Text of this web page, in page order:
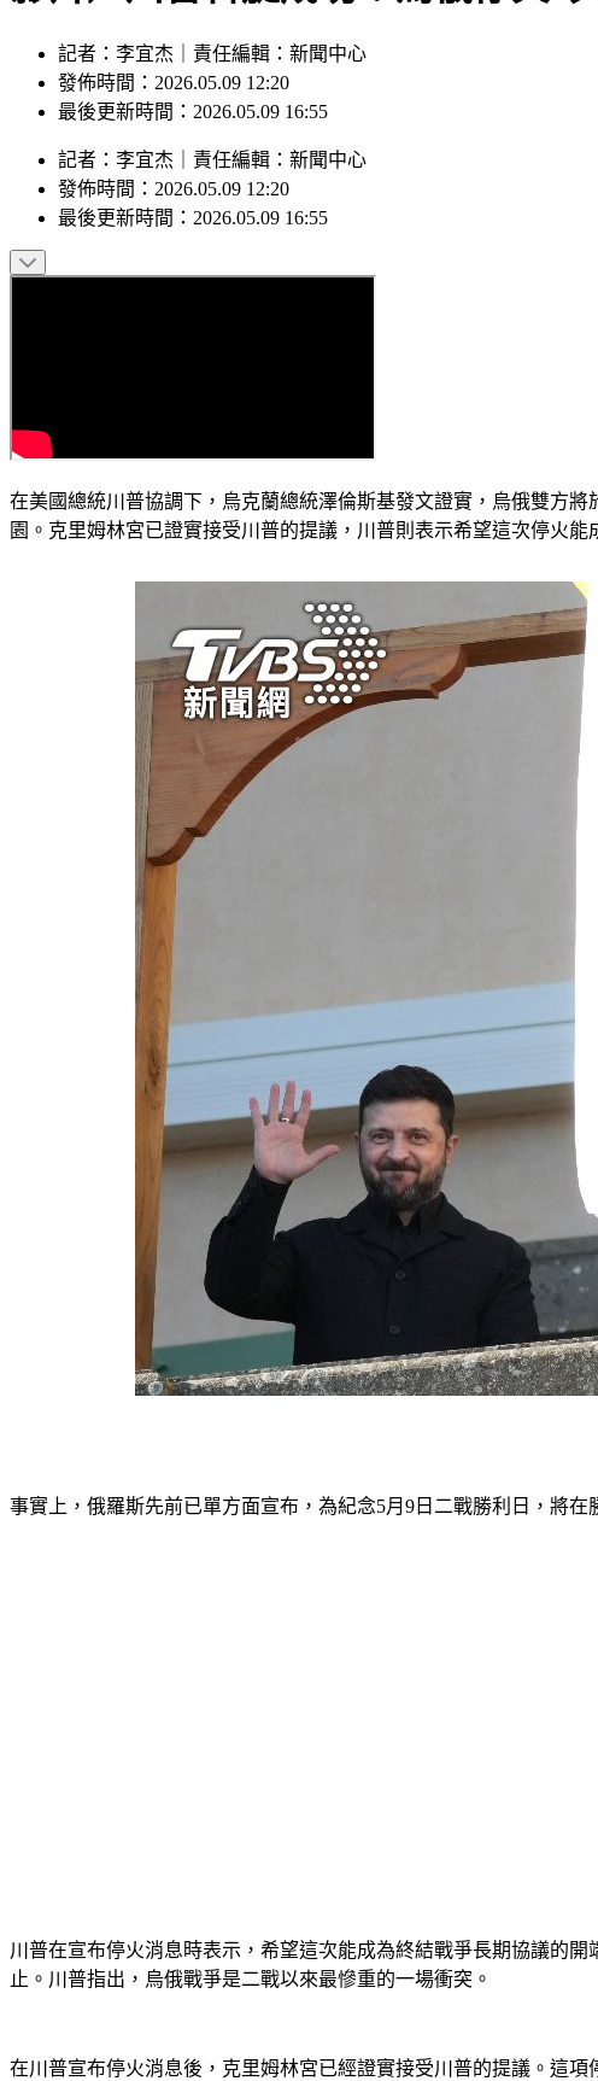
記者：李宜杰｜責任編輯：新聞中心
發佈時間：2026.05.09 12:20
最後更新時間：2026.05.09 16:55
記者 ： 李宜杰 責任編輯 ： 新聞中心
發佈時間： 2026.05.09 12:20
最後更新時間： 2026.05.09 16:55
在美國總統川普協調下，烏克蘭總統澤倫斯基發文證實，烏俄雙方
園。克里姆林宮已證實接受川普的提議，川普則表示希望這次停火能
事實上，俄羅斯先前已單方面宣布，為紀念5月9日二戰勝利日，將
川普在宣布停火消息時表示，希望這次能成為終結戰爭長期協議的
止。川普指出，烏俄戰爭是二戰以來最慘重的一場衝突。
在川普宣布停火消息後，克里姆林宮已經證實接受川普的提議。這